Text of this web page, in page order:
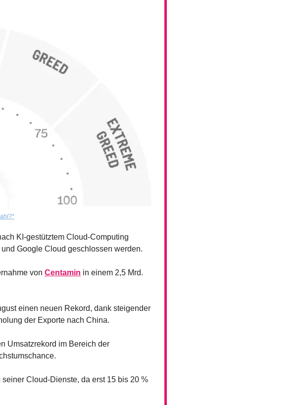
KI-gestütztem Cloud-Computing
Google Cloud geschlossen werden.
von Centamin in einem 2,5 Mrd.
einen neuen Rekord, dank steigender
der Exporte nach China.
Umsatzrekord im Bereich der
Cloud-Dienste, da erst 15 bis 20 %